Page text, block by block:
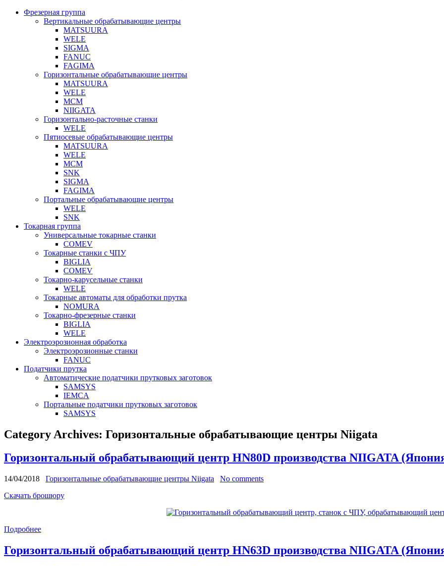
Фрезерная группа
Вертикальные обрабатывающие центры
MATSUURA
WELE
SIGMA
FANUC
FAGIMA
Горизонтальные обрабатывающие центры
MATSUURA
WELE
MCM
NIIGATA
Горизонтально-расточные станки
WELE
Пятиосевые обрабатывающие центры
MATSUURA
WELE
MCM
SNK
SIGMA
FAGIMA
Портальные обрабатывающие центры
WELE
SNK
Токарная группа
Универсальные токарные станки
COMEV
Токарные станки с ЧПУ
BIGLIA
COMEV
Токарно-карусельные станки
WELE
Токарные автоматы для обработки прутка
NOMURA
Токарно-фрезерные станки
BIGLIA
WELE
Электроэрозионная обработка
Электроэрозионные станки
FANUC
Податчики прутка
Автоматические податчики прутковых заготовок
SAMSYS
IEMCA
Портальные податчики прутковых заготовок
SAMSYS
Category Archives: Горизонтальные обрабатывающие центры Niigata
Горизонтальный обрабатывающий центр HN80D производства NIIGATA
14/04/2018 Горизонтальные обрабатывающие центры Niigata
No comments
Скачать брошюру
Подробнее
Горизонтальный обрабатывающий центр HN63D производства NIIGATA